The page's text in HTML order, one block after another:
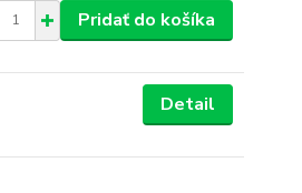
Pridať do košíka
Detail